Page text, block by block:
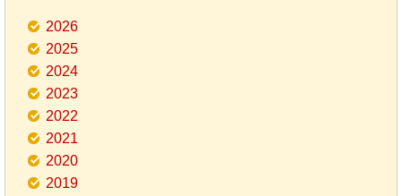
2026
2025
2024
2023
2022
2021
2020
2019